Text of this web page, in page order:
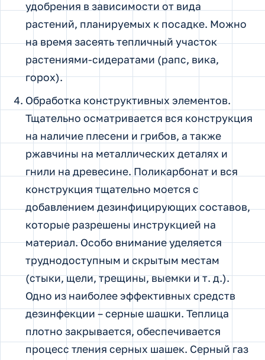
удобрения в зависимости от вида
растений, планируемых к посадке. Можно
на время засеять тепличный участок
растениями-сидератами (рапс, вика,
горох).
Обработка конструктивных элементов.
Тщательно осматривается вся конструкция
на наличие плесени и грибов, а также
ржавчины на металлических деталях и
гнили на древесине. Поликарбонат и вся
конструкция тщательно моется с
добавлением дезинфицирующих составов,
которые разрешены инструкцией на
материал. Особо внимание уделяется
труднодоступным и скрытым местам
(стыки, щели, трещины, выемки и т. д.).
Одно из наиболее эффективных средств
дезинфекции – серные шашки. Теплица
плотно закрывается, обеспечивается
процесс тления серных шашек. Серный газ